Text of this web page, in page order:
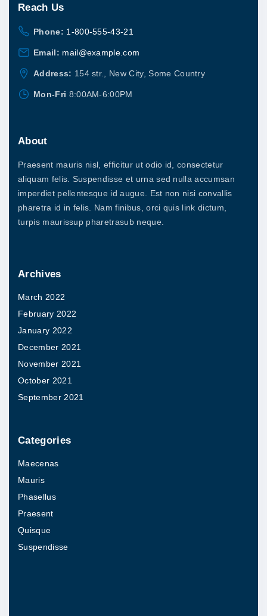
Reach Us
Phone: 1-800-555-43-21
Email: mail@example.com
Address: 154 str., New City, Some Country
Mon-Fri 8:00AM-6:00PM
About
Praesent mauris nisl, efficitur ut odio id, consectetur
aliquam felis. Suspendisse et urna sed nulla accumsan
imperdiet pellentesque id augue. Est non nisi convallis
pharetra id in felis. Nam finibus, orci quis link dictum,
turpis maurissup pharetrasub neque.
Archives
March 2022
February 2022
January 2022
December 2021
November 2021
October 2021
September 2021
Categories
Maecenas
Mauris
Phasellus
Praesent
Quisque
Suspendisse